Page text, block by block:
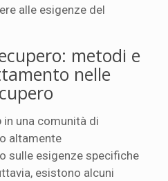
alle esigenze del
metodi e
nelle
in una comunità di
altamente
sulle esigenze specifiche
esistono alcuni